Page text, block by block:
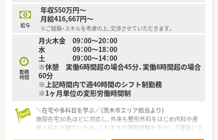
【職場環境と雰囲気】
■店舗には常勤薬剤師4名とパート薬剤師2名が在籍しており、
常時2名から4名の手厚い体制でゆとりを持って勤務できます。
■土曜日も薬剤師3名と事務スタッフ1名から2名体制で稼働し
ているため、一人薬剤師になる時間がなく質問しやすい環境で
す。
■会社の利益よりもまず患者様を第一に考える理念が浸透して
おり、スタッフ同士がボトムアップで意見を出し合える職場で
す。
給与
年収550万円～
月給416,667円～
※ご経験・スキルを考慮の上、交渉させていただきます。
勤務
時間
月火木金 09：00～20：00
水 09：00～18：00
土 09：00～14：00
※休憩 実働6時間超の場合45分、実働8時間超の場合
60分
※上記時間内で週40時間のシフト制勤務
※1ヶ月単位の変形労働時間制
＼在宅や多科目を学ぶ／（茨木市エリア担当より）
施設在宅30名ほどに対応し、外来も整形外科をはじめ内科や産
婦人科など幅広いため、これまでの調剤経験を活かして確実にス